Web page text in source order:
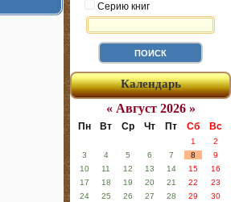
Серию книг
Календарь
« Август 2026 »
Пн Вт Ср Чт Пт Сб Вс
1
2
3
4 5 6 7 8
9
10
11 12 13 14 15
16
17
18 19 20 21 22
23
24
25 26 27 28 29
30